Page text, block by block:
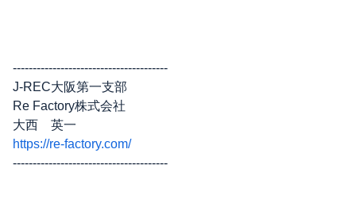
---------------------------------------
J-REC大阪第一支部
Re Factory株式会社
大西 英一
https://re-factory.com/
---------------------------------------